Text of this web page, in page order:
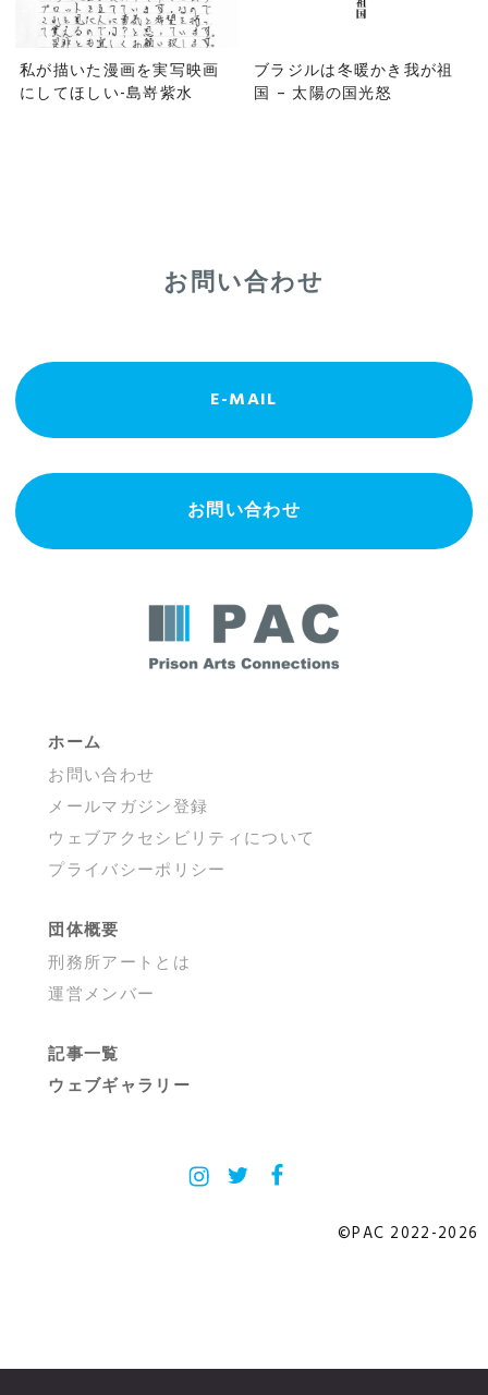
私が描いた漫画を実写映画
にしてほしい-島嵜紫水
ブラジルは冬暖かき我が祖
国 – 太陽の国光怒
お問い合わせ
E-MAIL
お問い合わせ
ホーム
お問い合わせ
メールマガジン登録
ウェブアクセシビリティについて
プライバシーポリシー
団体概要
刑務所アートとは
運営メンバー
記事一覧
ウェブギャラリー
Instagram
X Facebook
©PAC 2022-2026